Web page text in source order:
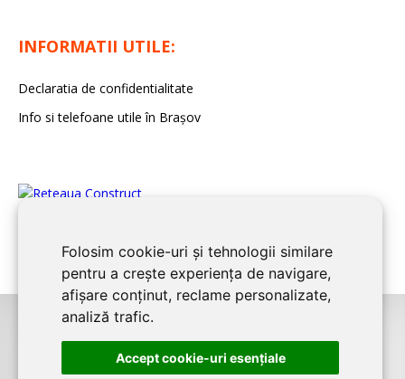
Folosim cookie-uri și tehnologii similare
pentru a crește experiența de navigare,
afișare conținut, reclame personalizate,
analiză trafic.
Accept cookie-uri esenţiale
INFORMATII UTILE:
Declaratia de confidentialitate
Info si telefoane utile în Braşov
©2008-2026BRASOV CONSTRUCTeste un serviciu de promovare online
pentru firme. Proiect digital dezvoltat deLIVE COMMUNICATIONS SRL